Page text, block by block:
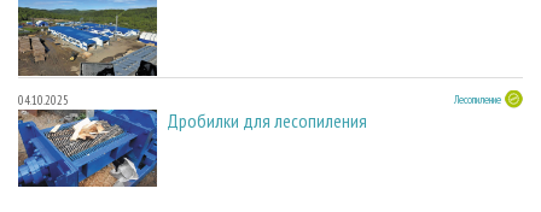
04.10.2025 Лесопиление
Дробилки для лесопиления